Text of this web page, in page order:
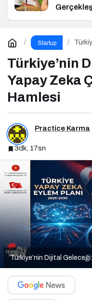
Startup
Türkiye’nin
Yapay Zeka
Hamlesi
Practice Karma
3dk, 17sn
Türkiye’nin Dijital